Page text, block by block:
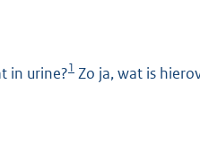
t
in urine?1 Zo ja, wat is